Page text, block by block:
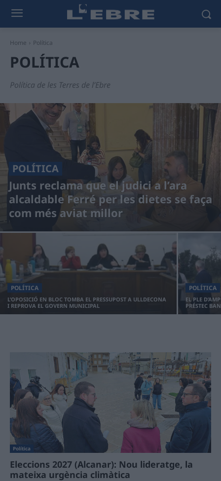
Home Política
POLÍTICA
Política de les Terres de l’Ebre
POLÍTICA
Junts reclama que el judici a l’ara
alcaldable Ferré per les dietes se faça
com més aviat millor
POLÍTICA
L’OPOSICIÓ EN BLOC TOMBA EL PRESSUPOST A ULLDECONA
I REPROVA EL GOVERN MUNICIPAL
POLÍTICA
EL PLE
PRÉSTEC
Política
Eleccions 2027 (Alcanar): Nou lideratge, la
mateixa urgència climàtica